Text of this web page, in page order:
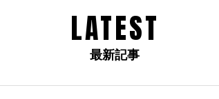
LATEST
最新記事